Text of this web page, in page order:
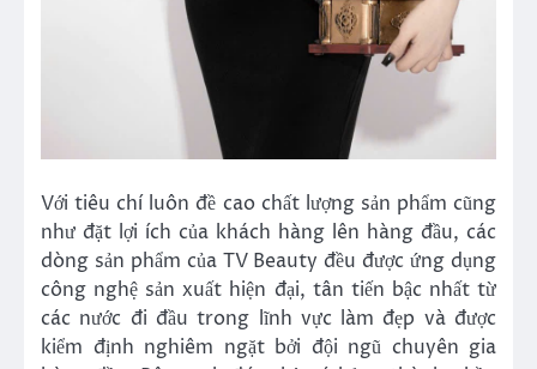
Với tiêu chí luôn đề cao chất lượng sản phẩm cũng
như đặt lợi ích của khách hàng lên hàng đầu, các
dòng sản phẩm của TV Beauty đều được ứng dụng
công nghệ sản xuất hiện đại, tân tiến bậc nhất từ
các nước đi đầu trong lĩnh vực làm đẹp và được
kiểm định nghiêm ngặt bởi đội ngũ chuyên gia